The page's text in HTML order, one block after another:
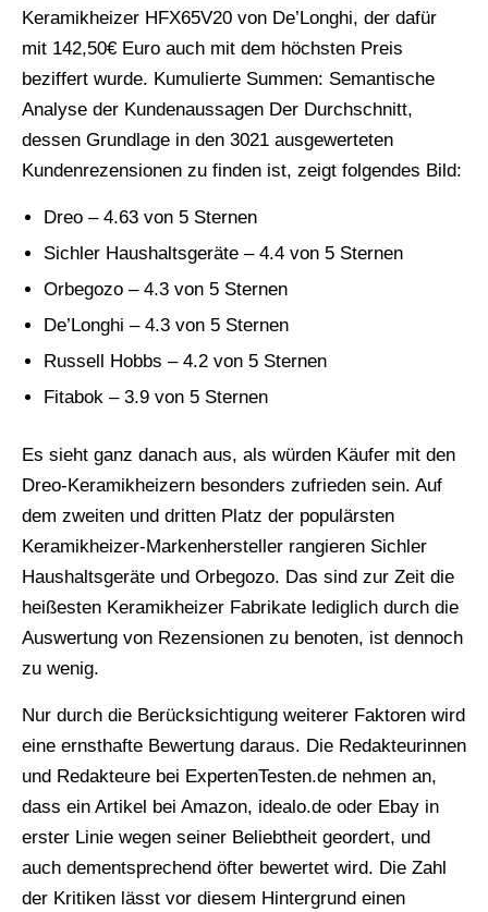
Keramikheizer HFX65V20 von De’Longhi, der dafür
mit 142,50€ Euro auch mit dem höchsten Preis
beziffert wurde. Kumulierte Summen: Semantische
Analyse der Kundenaussagen Der Durchschnitt,
dessen Grundlage in den 3021 ausgewerteten
Kundenrezensionen zu finden ist, zeigt folgendes Bild:
Dreo – 4.63 von 5 Sternen
Sichler Haushaltsgeräte – 4.4 von 5 Sternen
Orbegozo – 4.3 von 5 Sternen
De’Longhi – 4.3 von 5 Sternen
Russell Hobbs – 4.2 von 5 Sternen
Fitabok – 3.9 von 5 Sternen
Es sieht ganz danach aus, als würden Käufer mit den
Dreo-Keramikheizern besonders zufrieden sein. Auf
dem zweiten und dritten Platz der populärsten
Keramikheizer-Markenhersteller rangieren Sichler
Haushaltsgeräte und Orbegozo. Das sind zur Zeit die
heißesten Keramikheizer Fabrikate lediglich durch die
Auswertung von Rezensionen zu benoten, ist dennoch
zu wenig.
Nur durch die Berücksichtigung weiterer Faktoren wird
eine ernsthafte Bewertung daraus. Die Redakteurinnen
und Redakteure bei ExpertenTesten.de nehmen an,
dass ein Artikel bei Amazon, idealo.de oder Ebay in
erster Linie wegen seiner Beliebtheit geordert, und
auch dementsprechend öfter bewertet wird. Die Zahl
der Kritiken lässt vor diesem Hintergrund einen